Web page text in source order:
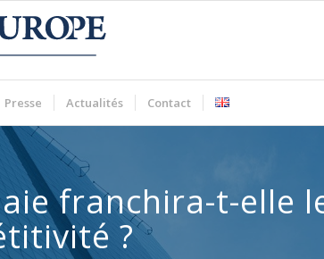
Presse Actualités Contact
franchira-t-elle
?